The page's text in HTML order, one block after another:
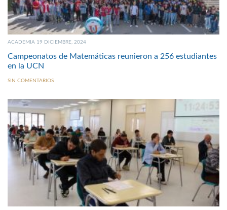
ACADEMIA 19 DICIEMBRE, 2024
Campeonatos de Matemáticas reunieron a 256 estudiantes
en la UCN
SIN COMENTARIOS